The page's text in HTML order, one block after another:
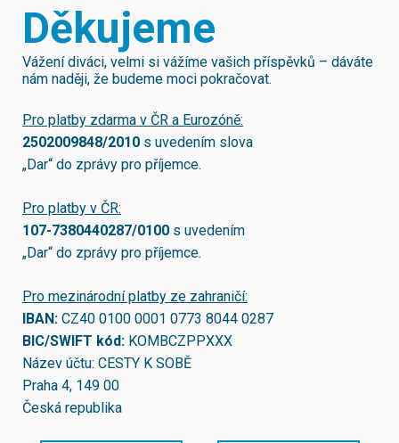
Děkujeme
Vážení diváci, velmi si vážíme vašich příspěvků – dáváte
nám naději, že budeme moci pokračovat.
Pro platby zdarma v ČR a Eurozóně:
2502009848/2010 s uvedením slova
„Dar“ do zprávy pro příjemce.
Pro platby v ČR:
107-7380440287/0100 s uvedením
„Dar“ do zprávy pro příjemce.
Pro mezinárodní platby ze zahraničí:
IBAN: CZ40 0100 0001 0773 8044 0287
BIC/SWIFT kód: KOMBCZPPXXX
Název účtu: CESTY K SOBĚ
Praha 4, 149 00
Česká republika